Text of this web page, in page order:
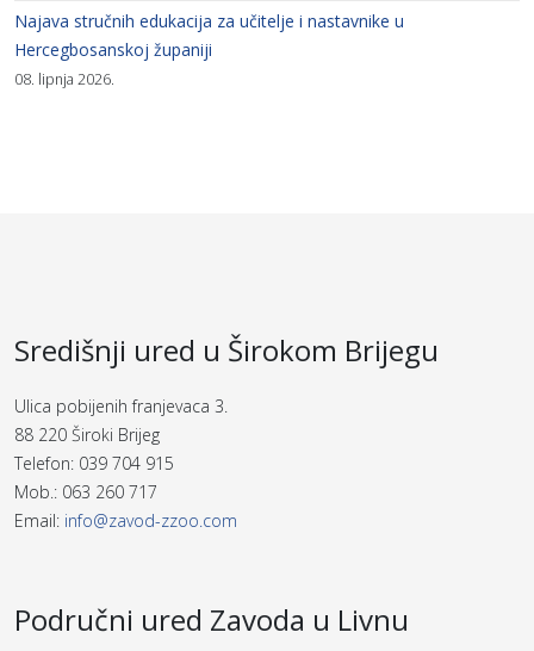
Najava stručnih edukacija za učitelje i nastavnike u
Hercegbosanskoj županiji
08. lipnja 2026.
Središnji ured u Širokom Brijegu
Ulica pobijenih franjevaca 3.
88 220 Široki Brijeg
Telefon: 039 704 915
Mob.: 063 260 717
Email: info@zavod-zzoo.com
Područni ured Zavoda u Livnu